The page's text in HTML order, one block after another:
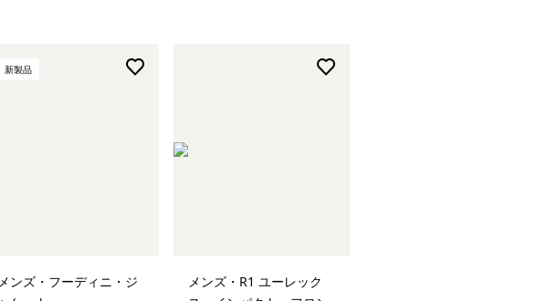
新製品
メンズ・フーディニ・ジ
メンズ・R1 ユーレック